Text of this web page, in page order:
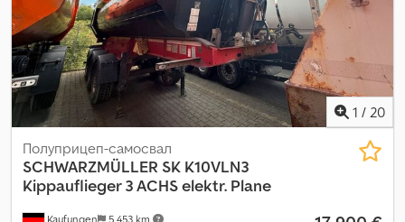
1 / 20
Kaufungen 5 453 km
Полуприцеп-самосвал
SCHWARZMÜLLER SK K10VLN3
Kippauflieger 3 ACHS elektr. Plane